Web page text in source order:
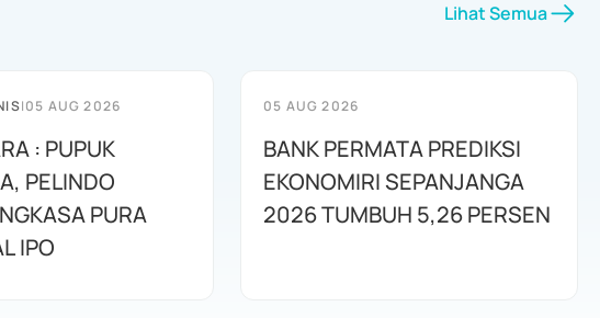
Lihat Semua
|05 AUG 2026
: PUPUK
PELINDO
PURA
IPO
05 AUG 2026
BANK PERMATA PREDIKSI
EKONOMIRI SEPANJANGA
2026 TUMBUH 5,26 PERSEN